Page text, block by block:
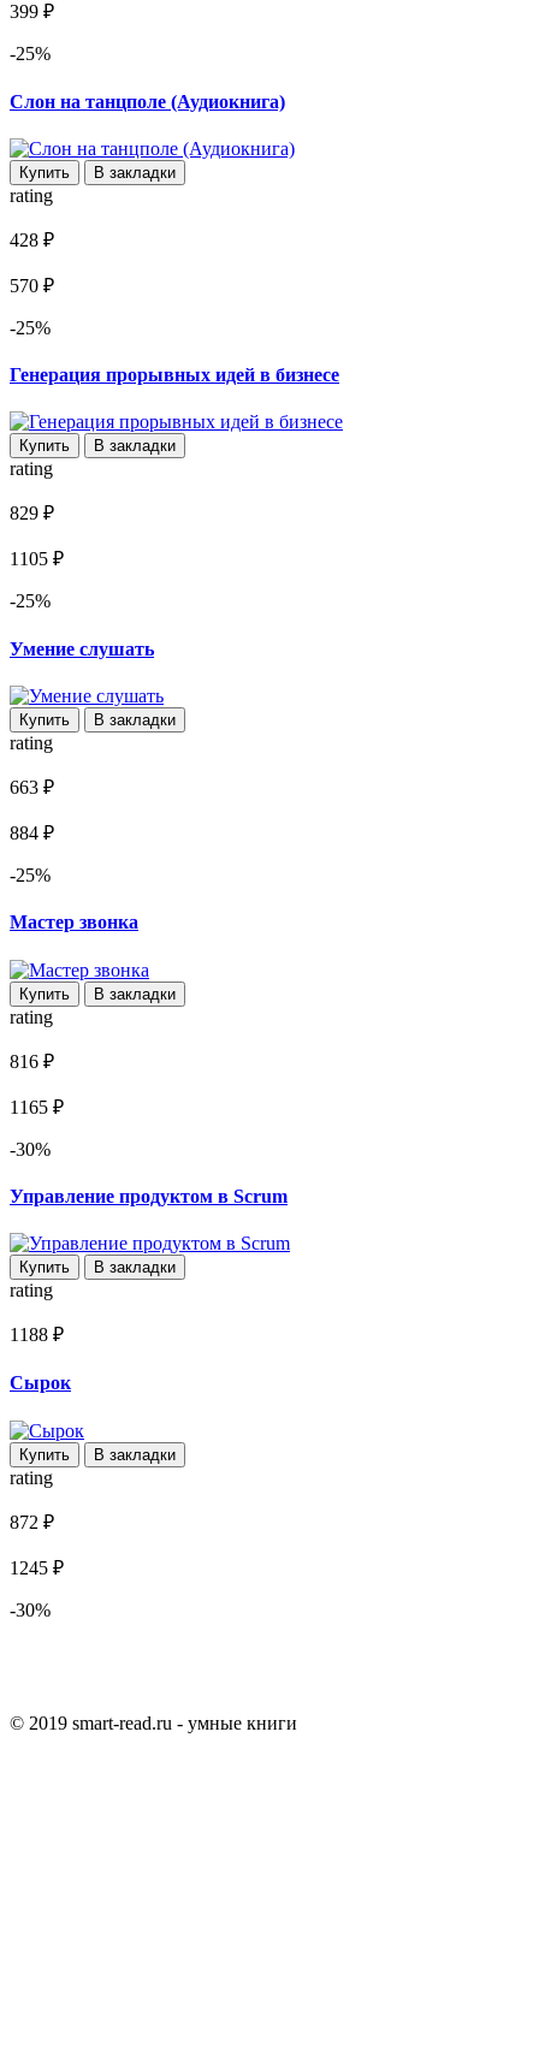
399 ₽
-25%
Слон на танцполе (Аудиокнига)
Купить В закладки
rating
428 ₽
570 ₽
-25%
Генерация прорывных идей в бизнесе
Купить В закладки
rating
829 ₽
1105 ₽
-25%
Умение слушать
Купить В закладки
rating
663 ₽
884 ₽
-25%
Мастер звонка
Купить В закладки
rating
816 ₽
1165 ₽
-30%
Управление продуктом в Scrum
Купить В закладки
rating
1188 ₽
Сырок
Купить В закладки
rating
872 ₽
1245 ₽
-30%
© 2019 smart-read.ru - умные книги